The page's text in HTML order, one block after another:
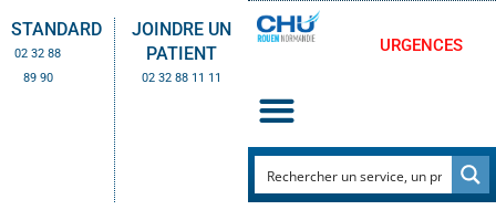
STANDARD
02 32 88
89 90
JOINDRE UN
PATIENT
02 32 88 11 11
URGENCES